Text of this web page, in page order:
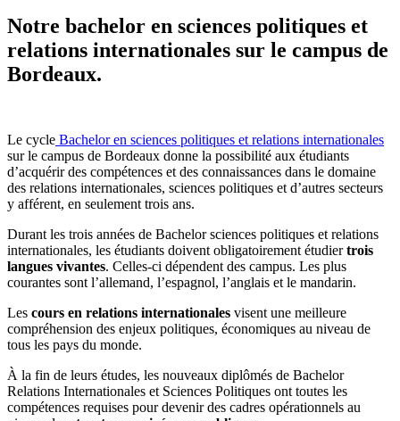
Notre bachelor en sciences politiques et
relations internationales sur le campus de
Bordeaux.
Le cycle Bachelor en sciences politiques et relations internationales
sur le campus de Bordeaux donne la possibilité aux étudiants
d’acquérir des compétences et des connaissances dans le domaine
des relations internationales, sciences politiques et d’autres secteurs
y afférent, en seulement trois ans.
Durant les trois années de Bachelor sciences politiques et relations
internationales, les étudiants doivent obligatoirement étudiertrois
langues vivantes. Celles-ci dépendent des campus. Les plus
courantes sont l’allemand, l’espagnol, l’anglais et le mandarin.
Les cours en relations internationales visent une meilleure
compréhension des enjeux politiques, économiques au niveau de
tous les pays du monde.
À la fin de leurs études, les nouveaux diplômés de Bachelor
Relations Internationales et Sciences Politiques ont toutes les
compétences requises pour devenir des cadres opérationnels au